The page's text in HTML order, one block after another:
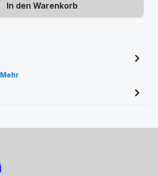
In den Warenkorb
Mehr